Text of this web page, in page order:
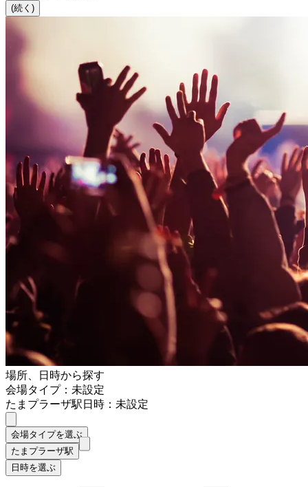
(続く)
場所、日時から探す
会場タイプ：未設定
たまプラーザ駅日時：未設定
会場タイプを選ぶ
たまプラーザ駅
日時を選ぶ